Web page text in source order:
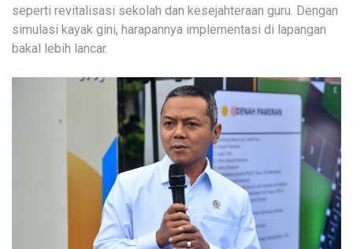
seperti revitalisasi sekolah dan kesejahteraan guru. Dengan
simulasi kayak gini, harapannya implementasi di lapangan
bakal lebih lancar.